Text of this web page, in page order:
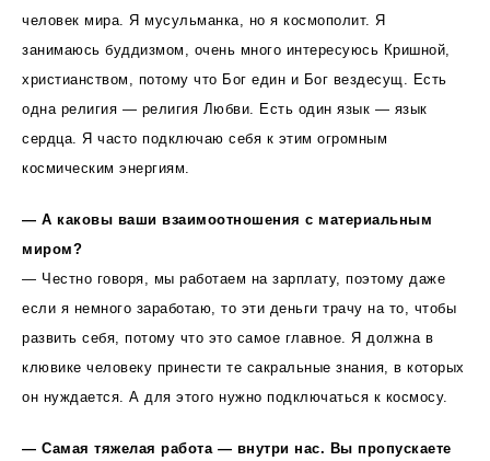
человек мира. Я мусульманка, но я космополит. Я
занимаюсь буддизмом, очень много интересуюсь Кришной,
христианством, потому что Бог един и Бог вездесущ. Есть
одна религия — религия Любви. Есть один язык — язык
сердца. Я часто подключаю себя к этим огромным
космическим энергиям.
— А каковы ваши взаимоотношения с материальным
миром?
— Честно говоря, мы работаем на зарплату, поэтому даже
если я немного заработаю, то эти деньги трачу на то, чтобы
развить себя, потому что это самое главное. Я должна в
клювике человеку принести те сакральные знания, в которых
он нуждается. А для этого нужно подключаться к космосу.
— Самая тяжелая работа — внутри нас. Вы пропускаете